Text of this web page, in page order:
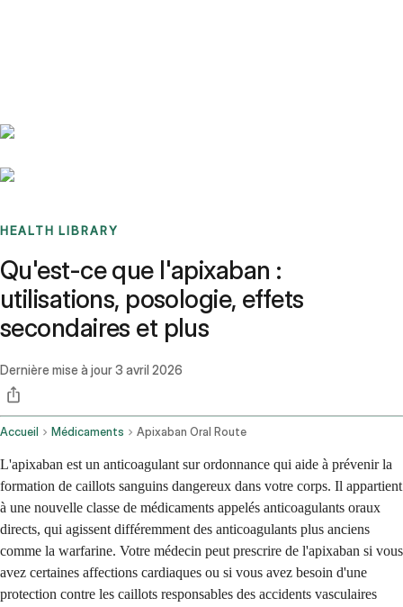
HEALTH LIBRARY
Qu'est-ce que l'apixaban :
utilisations, posologie, effets
secondaires et plus
Dernière mise à jour3 avril 2026
Accueil Médicaments Apixaban Oral Route
L'apixaban est un anticoagulant sur ordonnance qui aide à prévenir la
formation de caillots sanguins dangereux dans votre corps. Il appartient
à une nouvelle classe de médicaments appelés anticoagulants oraux
directs, qui agissent différemment des anticoagulants plus anciens
comme la warfarine. Votre médecin peut prescrire de l'apixaban si vous
avez certaines affections cardiaques ou si vous avez besoin d'une
protection contre les caillots responsables des accidents vasculaires